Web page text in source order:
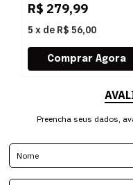
R$ 279,99
5 x de R$ 56,00
Preencha seus dados,